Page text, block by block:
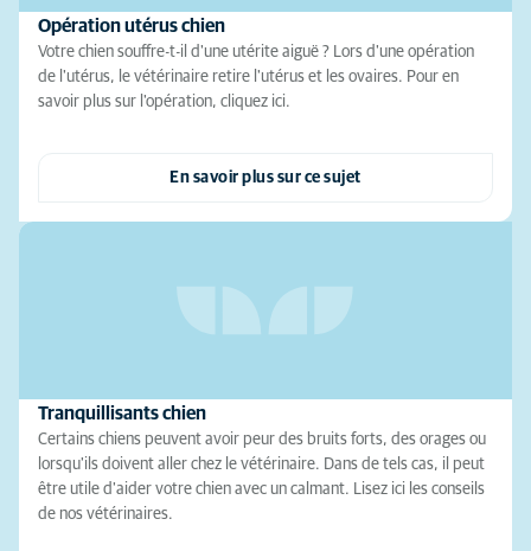
Opération utérus chien
Votre chien souffre-t-il d'une utérite aiguë ? Lors d'une opération
de l'utérus, le vétérinaire retire l'utérus et les ovaires. Pour en
savoir plus sur l'opération, cliquez ici.
En savoir plus sur ce sujet
Tranquillisants chien
Certains chiens peuvent avoir peur des bruits forts, des orages ou
lorsqu'ils doivent aller chez le vétérinaire. Dans de tels cas, il peut
être utile d'aider votre chien avec un calmant. Lisez ici les conseils
de nos vétérinaires.